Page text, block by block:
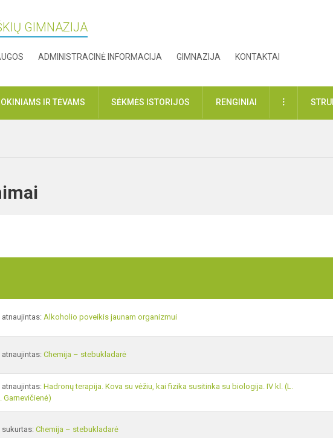
GIMNAZIJA
ADMINISTRACINĖ INFORMACIJA GIMNAZIJA KONTAKTAI
IR TĖVAMS SĖKMĖS ISTORIJOS RENGINIAI DAUGIAU
Alkoholio poveikis jaunam organizmui
Chemija – stebukladarė
Hadronų terapija. Kova su vėžiu, kai fizika susitinka su biologija. IV kl. (L.
Garnevičienė)
Chemija – stebukladarė